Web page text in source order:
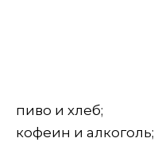
пиво и хлеб;
кофеин и алкоголь;